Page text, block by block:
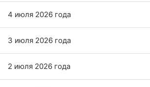
4 июля 2026 года
3 июля 2026 года
2 июля 2026 года